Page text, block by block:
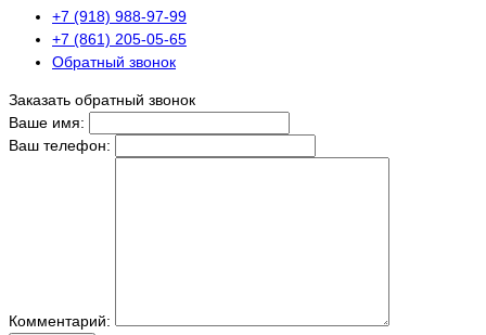
+7 (918) 988-97-99
+7 (861) 205-05-65
Обратный звонок
Заказать обратный звонок
Ваше имя:
Ваш телефон:
Комментарий: